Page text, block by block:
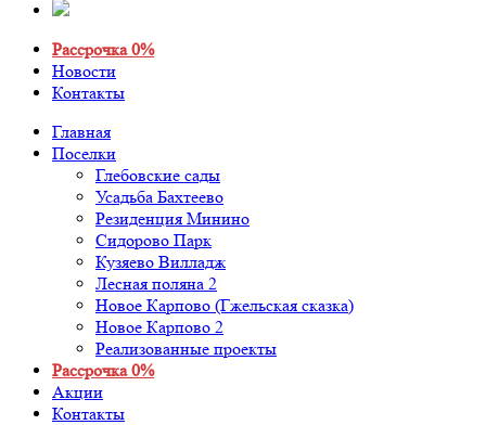
Рассрочка 0%
Новости
Контакты
Главная
Поселки
Глебовские сады
Усадьба Бахтеево
Резиденция Минино
Сидорово Парк
Кузяево Вилладж
Лесная поляна 2
Новое Карпово (Гжельская сказка)
Новое Карпово 2
Реализованные проекты
Рассрочка 0%
Акции
Контакты